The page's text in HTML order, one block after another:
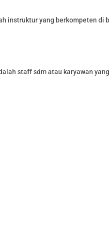
instruktur yang berkompeten di
staff sdm atau karyawan